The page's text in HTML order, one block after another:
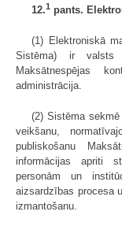
12.1 pants.
(1) Elektroniskā
Sistēma) ir valsts
Maksātnespējas
administrācija.
(2) Sistēma
veikšanu,
publiskošanu
informācijas apriti
personām un
aizsardzības procesa
izmantošanu.